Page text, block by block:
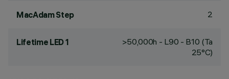
MacAdam Step 2
Lifetime LED 1
>50,000h - L90 - B10 (Ta
25°C)